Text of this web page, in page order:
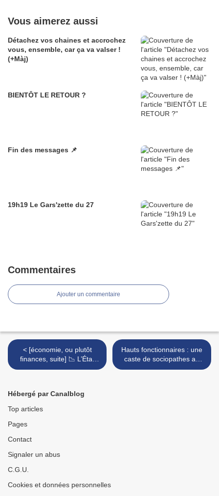
Vous aimerez aussi
Détachez vos chaines et accrochez
vous, ensemble, car ça va valser !
(+Màj)
BIENTÔT LE RETOUR ?
Fin des messages 📌
19h19 Le Gars'zette du 27
Commentaires
Ajouter un commentaire
< [économie, ou plutôt
finances, suite] 📉 L’État
français n’est plus géré, du
Hauts fonctionnaires : une
caste de sociopathes au
pouvoir ? (Partie 2) >
Hébergé par Canalblog
Top articles
Pages
Contact
Signaler un abus
C.G.U.
Cookies et données personnelles